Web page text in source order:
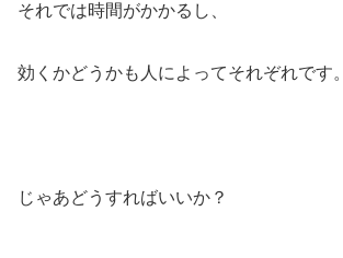
それでは時間がかかるし、
効くかどうかも人によってそれぞれです。
じゃあどうすればいいか？